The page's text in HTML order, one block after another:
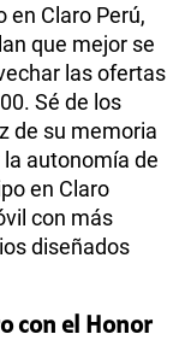
en Claro Perú,
que mejor se
las ofertas
Sé de los
de su memoria
la autonomía de
en Claro
con más
diseñados
con el Honor